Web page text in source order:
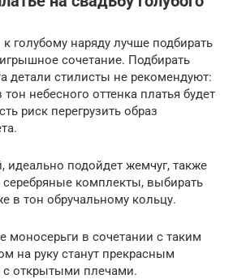
голубому наряду лучше подбирать
сочетание. Подбирать
детали стилисты не рекомендуют:
небесного оттенка платья будет
риск перегрузить образ
идеально подойдет жемчуг, также
комплекты, выбирать
в тон обручальному кольцу.
в сочетании с таким
на руку станут прекрасным
с открытыми плечами.